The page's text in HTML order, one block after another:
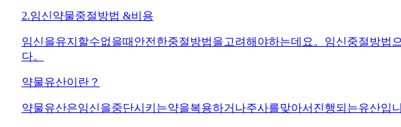
2.임신약물중절방법 &비용
임신을유지할수없을때안전한중절방법을고려해야하는데요。임신중절방
다。
약물유산이란？
약물유산은임신을중단시키는약을복용하거나주사를맞아서진행되는유산